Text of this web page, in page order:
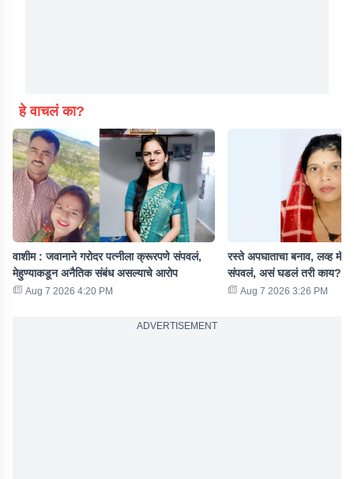
हे वाचलं का?
वाशीम : जवानाने गरोदर पत्नीला क्रूरपणे संपवलं,
मेहुण्याकडून अनैतिक संबंध असल्याचे आरोप
Aug 7 2026 4:20 PM
रस्ते अपघाताचा बनाव, लव्ह
संपवलं, असं घडलं तरी काय?
Aug 7 2026 3:26 PM
ADVERTISEMENT